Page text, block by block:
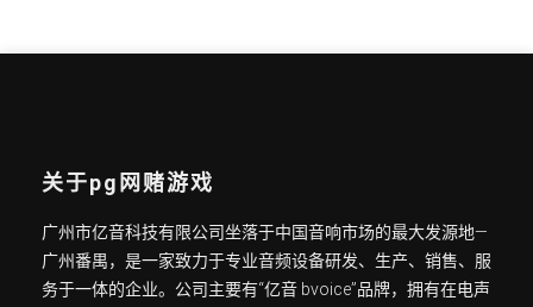
关于pg网赌游戏
广州市亿音科技有限公司坐落于中国音响市场的最大发源地—
广州番禺，是一家致力于专业音频设备研发、生产、销售、服
务于一体的企业。公司主要有“亿音 bvoice”品牌，拥有在电声